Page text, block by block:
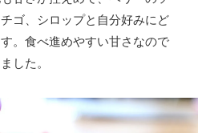
ゴ、シロップと自分好みにど
。食べ進めやすい甘さなので
した。